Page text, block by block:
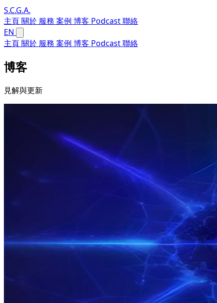
S.C.G.A.
主頁關於 服務 案例 博客 Podcast聯絡
EN
主頁關於 服務 案例 博客 Podcast聯絡
博客
見解與更新